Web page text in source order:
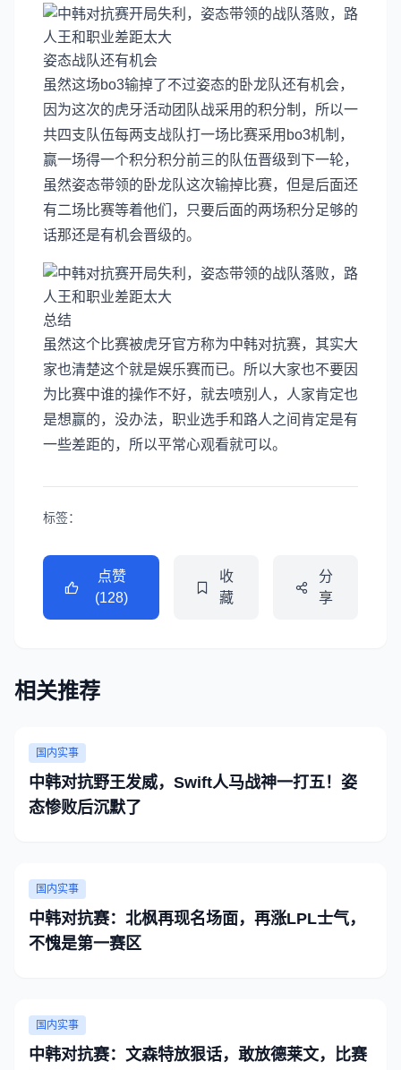
姿态战队还有机会
虽然这场bo3输掉了不过姿态的卧龙队还有机会，
因为这次的虎牙活动团队战采用的积分制，所以一
共四支队伍每两支战队打一场比赛采用bo3机制，
赢一场得一个积分积分前三的队伍晋级到下一轮，
虽然姿态带领的卧龙队这次输掉比赛，但是后面还
有二场比赛等着他们，只要后面的两场积分足够的
话那还是有机会晋级的。
总结
虽然这个比赛被虎牙官方称为中韩对抗赛，其实大
家也清楚这个就是娱乐赛而已。所以大家也不要因
为比赛中谁的操作不好，就去喷别人，人家肯定也
是想赢的，没办法，职业选手和路人之间肯定是有
一些差距的，所以平常心观看就可以。
标签：
点赞
(128)
收
藏
分
享
相关推荐
国内实事
中韩对抗野王发威，Swift人马战神一打五！姿
态惨败后沉默了
国内实事
中韩对抗赛：北枫再现名场面，再涨LPL士气，
不愧是第一赛区
国内实事
中韩对抗赛：文森特放狠话，敢放德莱文，比赛